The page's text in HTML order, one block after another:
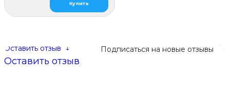
Купить
Подписаться на новые отзывы
Оставить отзыв ↓
Оставить отзыв